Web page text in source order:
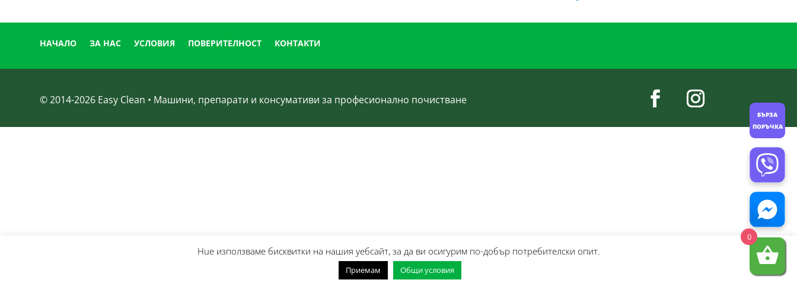
НАЧАЛО ЗА НАС УСЛОВИЯ ПОВЕРИТЕЛНОСТ КОНТАКТИ
© 2014-2026 Easy Clean • Машини, препарати и консумативи за професионално почистване
Нue използвамe бисквитки на нашия уебсайт, за да ви осигурим по-добър потребителски опит.
Приемам Общи условия
0
БЪРЗА
ПОРЪЧКА